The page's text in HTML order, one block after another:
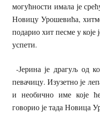
могућности имала је
Новицу Урошевића,
подарио хит песме у које
успети.
-Јерина је драгуљ од
певачицу. Изузетно је
и необично име које
говорио је тада Новица